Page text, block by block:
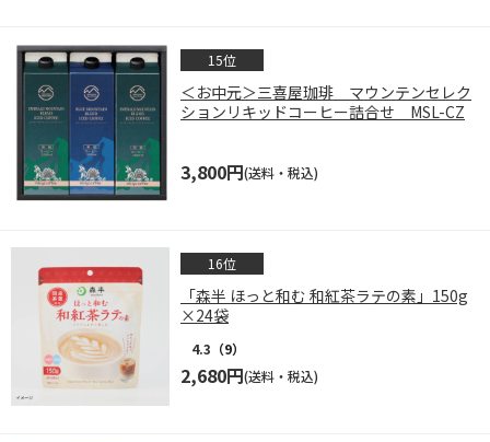
＜お中元＞三喜屋珈琲 マウンテンセレク
ションリキッドコーヒー詰合せ MSL-CZ
3,800円(送料・税込)
「森半 ほっと和む 和紅茶ラテの素」150g
×24袋
4.3 （9）
2,680円(送料・税込)